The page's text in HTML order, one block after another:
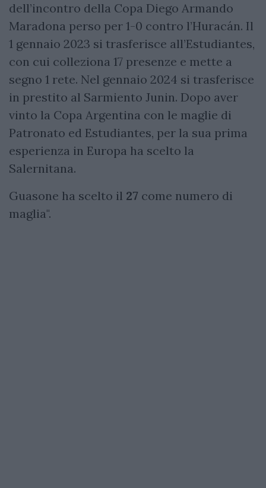
dell’incontro della Copa Diego Armando
Maradona perso per 1-0 contro l’Huracán. Il
1 gennaio 2023 si trasferisce all’Estudiantes,
con cui colleziona 17 presenze e mette a
segno 1 rete. Nel gennaio 2024 si trasferisce
in prestito al Sarmiento Junin. Dopo aver
vinto la Copa Argentina con le maglie di
Patronato ed Estudiantes, per la sua prima
esperienza in Europa ha scelto la
Salernitana.
Guasone ha scelto il 27 come numero di
maglia".